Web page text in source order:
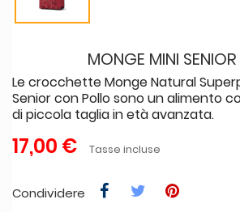
MONGE MINI
Le crocchette Monge Natural
Senior con Pollo sono un alimento
di piccola taglia in età avanzata.
17,00 € Tasse incluse
Condividere